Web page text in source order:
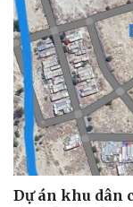
Dự án khu dân